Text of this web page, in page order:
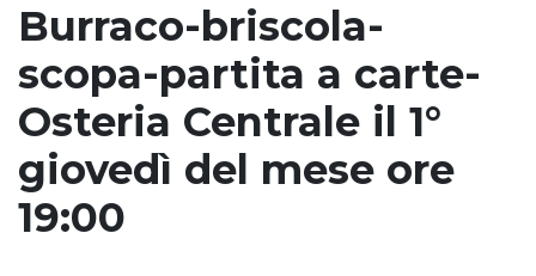
Burraco-briscola-
scopa-partita a carte-
Osteria Centrale il 1°
giovedì del mese ore
19:00